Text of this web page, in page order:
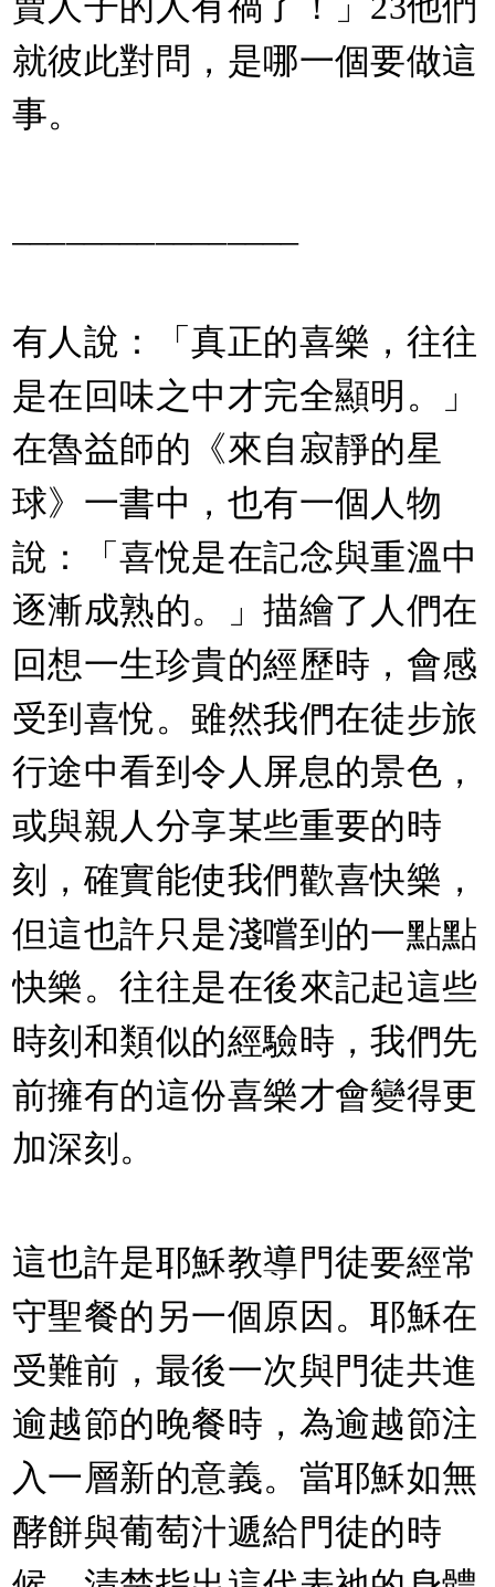
就彼此對問，是哪一個要做這
事。
有人說：「真正的喜樂，往往
是在回味之中才完全顯明。」
在魯益師的《來自寂靜的星
球》一書中，也有一個人物
說：「喜悅是在記念與重溫中
逐漸成熟的。」描繪了人們在
回想一生珍貴的經歷時，會感
受到喜悅。雖然我們在徒步旅
行途中看到令人屏息的景色，
或與親人分享某些重要的時
刻，確實能使我們歡喜快樂，
但這也許只是淺嚐到的一點點
快樂。往往是在後來記起這些
時刻和類似的經驗時，我們先
前擁有的這份喜樂才會變得更
加深刻。
這也許是耶穌教導門徒要經常
守聖餐的另一個原因。耶穌在
受難前，最後一次與門徒共進
逾越節的晚餐時，為逾越節注
入一層新的意義。當耶穌如無
酵餅與葡萄汁遞給門徒的時